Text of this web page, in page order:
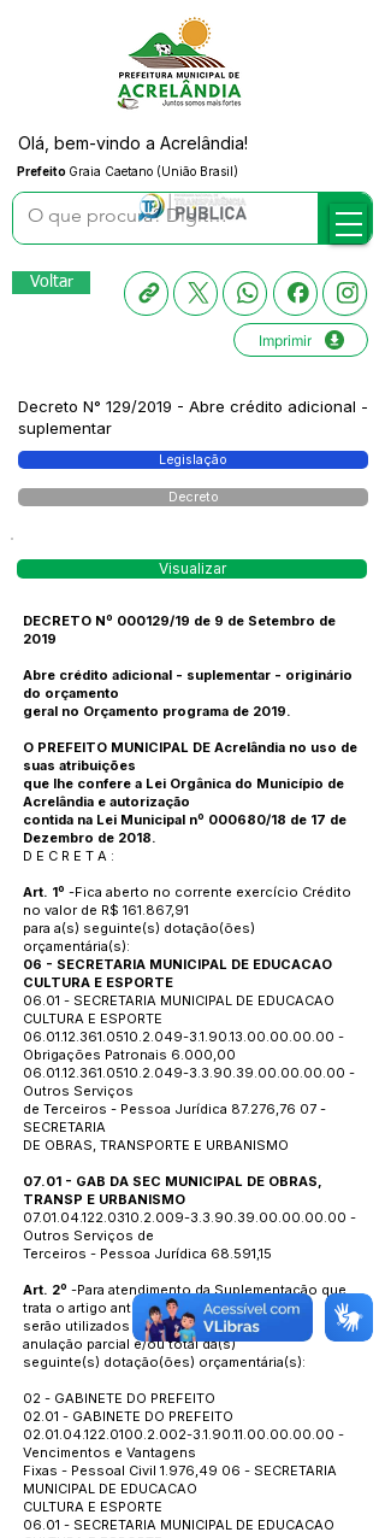
Prefeito Graia Caetano (União Brasil)
Olá, bem-vindo a Acrelândia!
Voltar
Imprimir
Decreto N° 129/2019 - Abre crédito adicional -
suplementar
Legislação
Decreto
Visualizar
DECRETO Nº 000129/19 de 9 de Setembro de
2019
Abre crédito adicional - suplementar - originário
do orçamento
geral no Orçamento programa de 2019.
O PREFEITO MUNICIPAL DE Acrelândia no uso de
suas atribuições
que lhe confere a Lei Orgânica do Município de
Acrelândia e autorização
contida na Lei Municipal nº 000680/18 de 17 de
Dezembro de 2018.
D E C R E T A :
Art. 1º -Fica aberto no corrente exercício Crédito
no valor de R$ 161.867,91
para a(s) seguinte(s) dotação(ões)
orçamentária(s):
06 - SECRETARIA MUNICIPAL DE EDUCACAO
CULTURA E ESPORTE
06.01 - SECRETARIA MUNICIPAL DE EDUCACAO
CULTURA E ESPORTE
06.01.12.361.0510.2.049-3.1.90.13.00.00.00.00 -
Obrigações Patronais 6.000,00
06.01.12.361.0510.2.049-3.3.90.39.00.00.00.00 -
Outros Serviços
de Terceiros - Pessoa Jurídica 87.276,76 07 -
SECRETARIA
DE OBRAS, TRANSPORTE E URBANISMO
07.01 - GAB DA SEC MUNICIPAL DE OBRAS,
TRANSP E URBANISMO
07.01.04.122.0310.2.009-3.3.90.39.00.00.00.00 -
Outros Serviços de
Terceiros - Pessoa Jurídica 68.591,15
Art. 2º -Para atendimento da Suplementação que
trata o artigo anterior
serão utilizados recursos proveniente da
anulação parcial e/ou total da(s)
seguinte(s) dotação(ões) orçamentária(s):
02 - GABINETE DO PREFEITO
02.01 - GABINETE DO PREFEITO
02.01.04.122.0100.2.002-3.1.90.11.00.00.00.00 -
Vencimentos e Vantagens
Fixas - Pessoal Civil 1.976,49 06 - SECRETARIA
MUNICIPAL DE EDUCACAO
CULTURA E ESPORTE
06.01 - SECRETARIA MUNICIPAL DE EDUCACAO